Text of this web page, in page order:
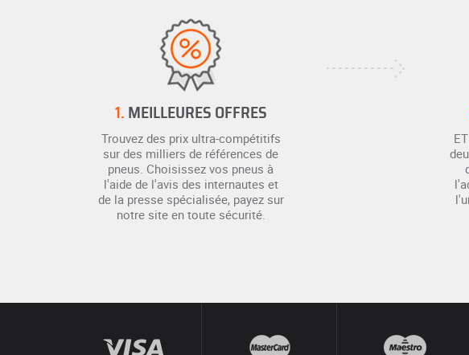
1. MEILLEURES OFFRES
Trouvez des prix ultra-compétitifs
sur des milliers de références de
pneus. Choisissez vos pneus à
l'aide de l'avis des internautes et
de la presse spécialisée, payez sur
notre site en toute sécurité.